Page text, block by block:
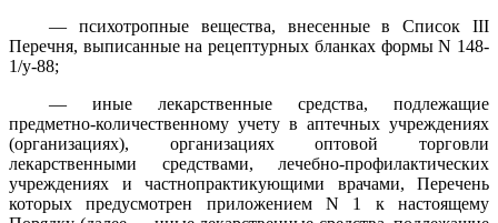
— психотропные вещества, внесенные в Список III
Перечня, выписанные на рецептурных бланках формы N 148-
1/у-88;
— иные лекарственные средства, подлежащие
предметно-количественному учету в аптечных учреждениях
(организациях), организациях оптовой торговли
лекарственными средствами, лечебно-профилактических
учреждениях и частнопрактикующими врачами, Перечень
которых предусмотрен приложением N 1 к настоящему